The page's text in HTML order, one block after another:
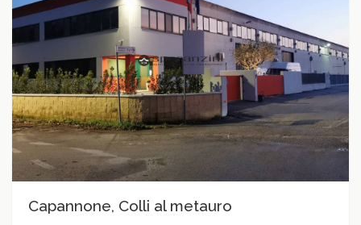
Capannone, Colli al metauro